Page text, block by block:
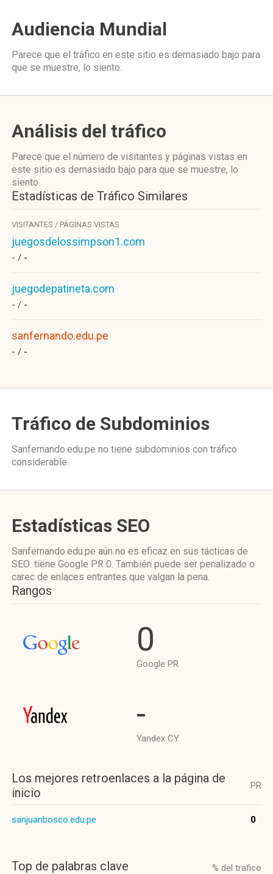
Audiencia Mundial
Parece que el tráfico en este sitio es demasiado bajo para
que se muestre, lo siento.
Análisis del tráfico
Parece que el número de visitantes y páginas vistas en
este sitio es demasiado bajo para que se muestre, lo
siento.
Estadísticas de Tráfico Similares
VISITANTES / PÁGINAS VISTAS
juegosdelossimpson1.com
- / -
juegodepatineta.com
- / -
sanfernando.edu.pe
- / -
Tráfico de Subdominios
Sanfernando.edu.pe no tiene subdominios con tráfico
considerable.
Estadísticas SEO
Sanfernando.edu.pe aún no es eficaz en sus tácticas de
SEO: tiene Google PR 0. También puede ser penalizado o
carec de enlaces entrantes que valgan la pena.
Rangos
0
Google PR
-
Yandex CY
Los mejores retroenlaces a la página de
inicio
PR
sanjuanbosco.edu.pe 0
Top de palabras clave % del trafico